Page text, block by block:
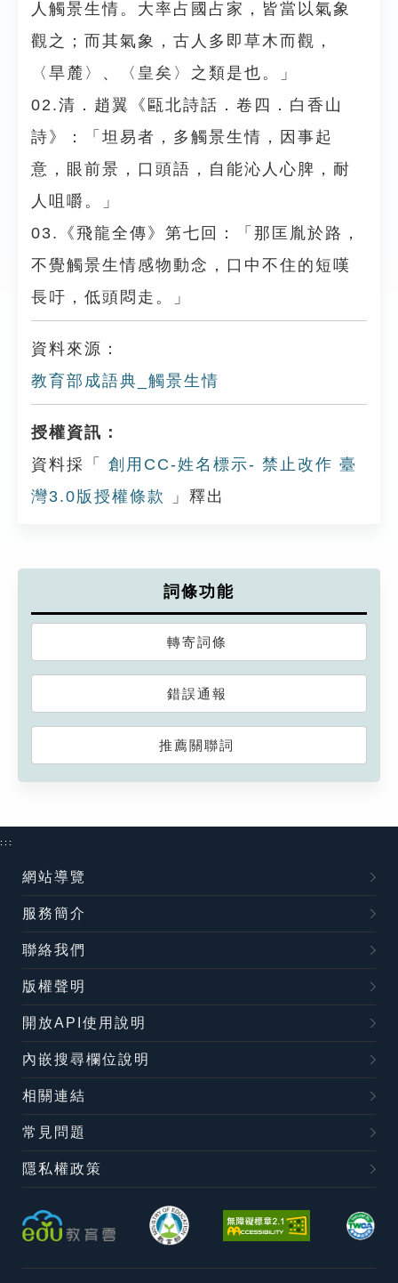
人觸景生情。大率占國占家，皆當以氣象
觀之；而其氣象，古人多即草木而觀，
〈旱麓〉、〈皇矣〉之類是也。」
02.清．趙翼《甌北詩話．卷四．白香山
詩》：「坦易者，多觸景生情，因事起
意，眼前景，口頭語，自能沁人心脾，耐
人咀嚼。」
03.《飛龍全傳》第七回：「那匡胤於路，
不覺觸景生情感物動念，口中不住的短嘆
長吁，低頭悶走。」
資料來源：
教育部成語典_觸景生情
授權資訊：
資料採「
創用CC-姓名標示- 禁止改作 臺
灣3.0版授權條款
」釋出
詞條功能
轉寄詞條
錯誤通報
推薦關聯詞
:::
網站導覽
服務簡介
聯絡我們
版權聲明
開放API使用說明
內嵌搜尋欄位說明
相關連結
常見問題
隱私權政策